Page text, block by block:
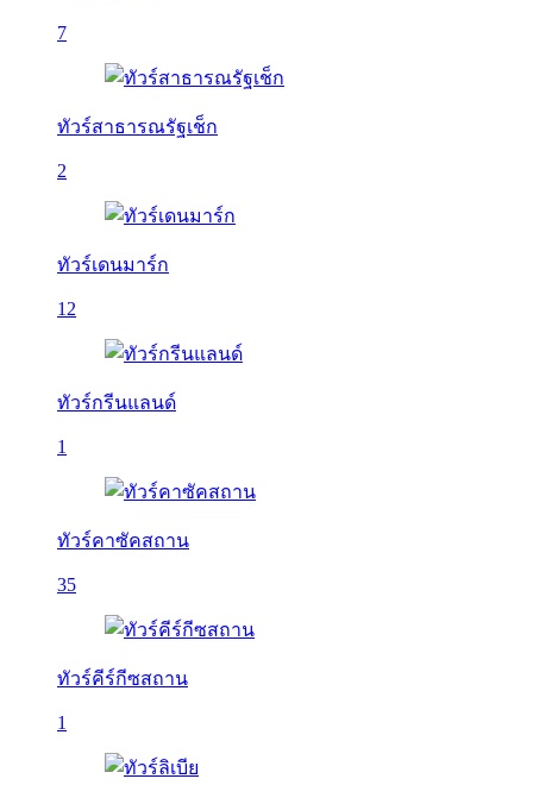
7
ทัวร์สาธารณรัฐเช็ก
2
ทัวร์เดนมาร์ก
12
ทัวร์กรีนแลนด์
1
ทัวร์คาซัคสถาน
35
ทัวร์คีร์กีซสถาน
1